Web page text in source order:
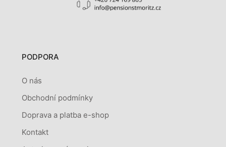
PODPORA
O nás
Obchodní podmínky
Doprava a platba e-shop
Kontakt